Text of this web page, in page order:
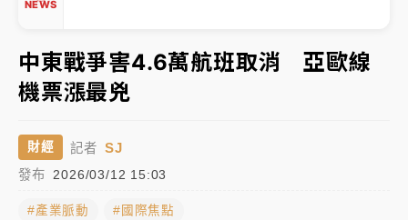
NEWS
駁 理由曝光
故宮《龍藏經》特展第2檔！今線上預約開賣一度塞車
周六起展出延長至晚上7時
台東農業處長涉圖利渡假村！東檢抗告成功 今重開羈
父親節泡湯了！中颱白海豚雨彈轟3天 「紅到發紫」降
雨熱區曝
中東戰爭害4.6萬航班取消 亞歐線
機票漲最兇
財經 記者 SJ
發布 2026/03/12 15:03
#產業脈動 #國際焦點